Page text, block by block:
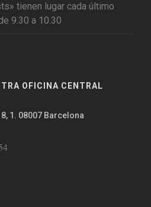
tienen lugar cada último
9.30 a 10.30
OFICINA CENTRAL
1. 08007 Barcelona